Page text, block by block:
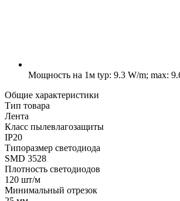
Мощность на 1м typ: 9.3 W/m; max:
Общие характеристики
Тип товара
Лента
Класс пылевлагозащиты
IP20
Типоразмер светодиода
SMD 3528
Плотность светодиодов
120 шт/м
Минимальный отрезок